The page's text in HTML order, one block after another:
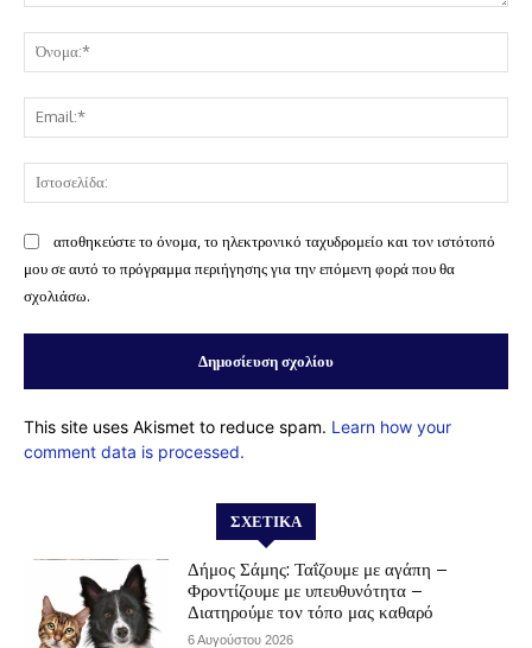
αποθηκεύστε το όνομα, το ηλεκτρονικό ταχυδρομείο και τον ιστότοπό
μου σε αυτό το πρόγραμμα περιήγησης για την επόμενη φορά που θα
σχολιάσω.
This site uses Akismet to reduce spam. Learn how your
comment data is processed.
ΣΧΕΤΙΚΆ
Δήμος Σάμης: Ταΐζουμε με αγάπη –
Φροντίζουμε με υπευθυνότητα –
Διατηρούμε τον τόπο μας καθαρό
6 Αυγούστου 2026